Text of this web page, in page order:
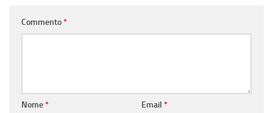
Commento*
Nome* Email *